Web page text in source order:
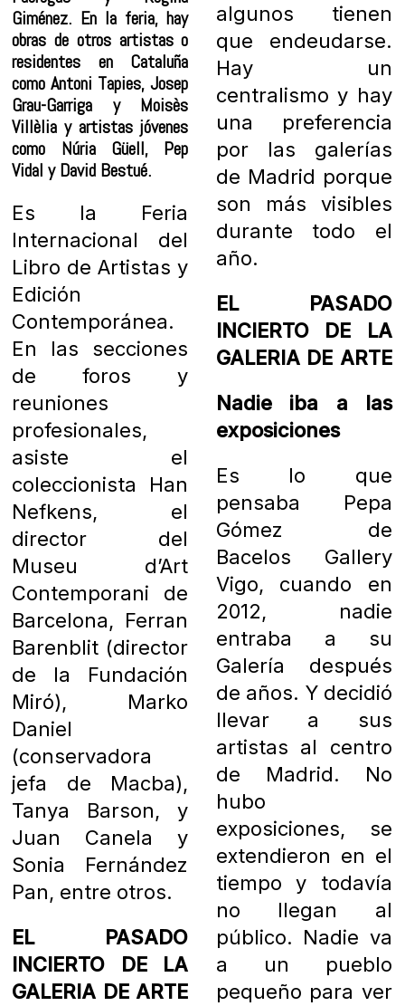
Giménez. En la feria, hay
obras de otros artistas o
residentes en Cataluña
como Antoni Tapies, Josep
Grau-Garriga y Moisès
Villèlia y artistas jóvenes
como Núria Güell, Pep
Vidal y David Bestué.
Es la Feria
Internacional del
Libro de Artistas y
Edición
Contemporánea.
En las secciones
de foros y
reuniones
profesionales,
asiste el
coleccionista Han
Nefkens, el
director del
Museu d’Art
Contemporani de
Barcelona, Ferran
Barenblit (director
de la Fundación
Miró), Marko
Daniel
(conservadora
jefa de Macba),
Tanya Barson, y
Juan Canela y
Sonia Fernández
Pan, entre otros.
EL PASADO
INCIERTO DE LA
GALERIA DE ARTE
algunos tienen
que endeudarse.
Hay un
centralismo y hay
una preferencia
por las galerías
de Madrid porque
son más visibles
durante todo el
año.
EL PASADO
INCIERTO DE LA
GALERIA DE ARTE
Nadie iba a las
exposiciones
Es lo que
pensaba Pepa
Gómez de
Bacelos Gallery
Vigo, cuando en
2012, nadie
entraba a su
Galería después
de años. Y decidió
llevar a sus
artistas al centro
de Madrid. No
hubo
exposiciones, se
extendieron en el
tiempo y todavía
no llegan al
público. Nadie va
a un pueblo
pequeño para ver